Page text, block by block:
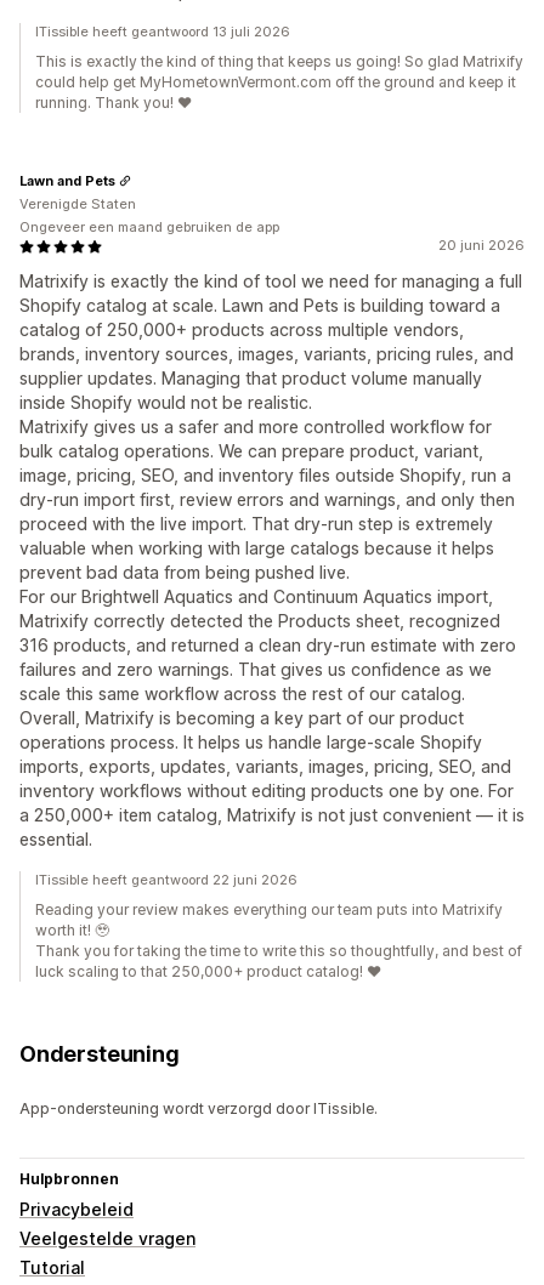
ITissible heeft geantwoord 13 juli 2026
This is exactly the kind of thing that keeps us going! So glad Matrixify
could help get MyHometownVermont.com off the ground and keep it
running. Thank you! ❤️
20 juni 2026
Matrixify is exactly the kind of tool we need for managing a full
Shopify catalog at scale. Lawn and Pets is building toward a
catalog of 250,000+ products across multiple vendors,
brands, inventory sources, images, variants, pricing rules, and
supplier updates. Managing that product volume manually
inside Shopify would not be realistic.
Matrixify gives us a safer and more controlled workflow for
bulk catalog operations. We can prepare product, variant,
image, pricing, SEO, and inventory files outside Shopify, run a
dry-run import first, review errors and warnings, and only then
proceed with the live import. That dry-run step is extremely
valuable when working with large catalogs because it helps
prevent bad data from being pushed live.
For our Brightwell Aquatics and Continuum Aquatics import,
Matrixify correctly detected the Products sheet, recognized
316 products, and returned a clean dry-run estimate with zero
failures and zero warnings. That gives us confidence as we
scale this same workflow across the rest of our catalog.
Overall, Matrixify is becoming a key part of our product
operations process. It helps us handle large-scale Shopify
imports, exports, updates, variants, images, pricing, SEO, and
inventory workflows without editing products one by one. For
a 250,000+ item catalog, Matrixify is not just convenient — it is
essential.
Lawn and Pets
Verenigde Staten
Ongeveer een maand gebruiken de app
ITissible heeft geantwoord 22 juni 2026
Reading your review makes everything our team puts into Matrixify
worth it! 🥹
Thank you for taking the time to write this so thoughtfully, and best of
luck scaling to that 250,000+ product catalog! ❤️
Ondersteuning
App-ondersteuning wordt verzorgd door ITissible.
Hulpbronnen
Privacybeleid
Veelgestelde vragen
Tutorial